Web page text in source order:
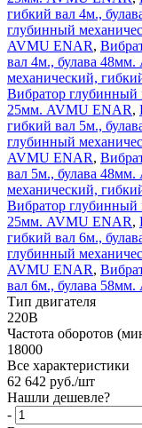
гибкий вал 4м.,
глубинный
AVMU ENAR,
вал 4м., булава
механический,
Вибратор глубинный
25мм. AVMU ENAR,
гибкий вал 5м.,
глубинный
AVMU ENAR,
вал 5м., булава
механический,
Вибратор глубинный
25мм. AVMU ENAR,
гибкий вал 6м.,
глубинный
AVMU ENAR,
вал 6м., булава
Тип двигателя
220В
Частота оборотов
18000
Все характеристики
62 642 руб./шт
Нашли дешевле?
-